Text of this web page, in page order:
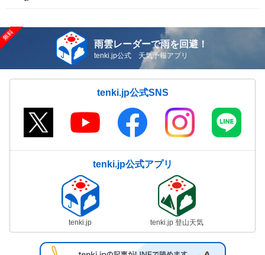
雨雲レーダーで雨を回避！
tenki.jp公式 天気予報アプリ
tenki.jp公式SNS
tenki.jp公式アプリ
tenki.jp tenki.jp 登山天気